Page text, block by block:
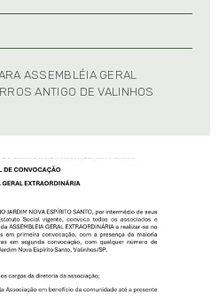
ASSEMBLÉIA GERAL
ANTIGO DE VALINHOS